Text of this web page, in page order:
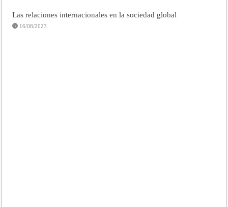
Las relaciones internacionales en la sociedad global
16/08/2023